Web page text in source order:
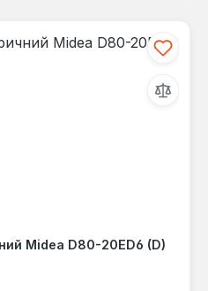
Midea D80-20ED6 (D)